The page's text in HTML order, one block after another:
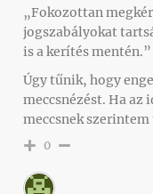
„Fokozottan
jogszabályokat
is a kerítés mentén.”
Úgy tűnik, hogy
meccsnézést. Ha az
meccsnek
0